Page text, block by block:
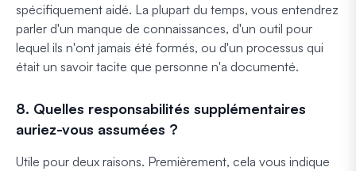
spécifiquement aidé. La plupart du temps, vous entendrez
parler d'un manque de connaissances, d'un outil pour
lequel ils n'ont jamais été formés, ou d'un processus qui
était un savoir tacite que personne n'a documenté.
8. Quelles responsabilités supplémentaires
auriez-vous assumées ?
Utile pour deux raisons. Premièrement, cela vous indique